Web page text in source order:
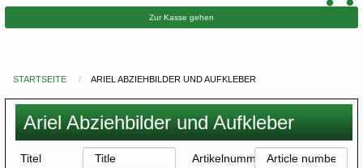
Zur Kasse gehen
Du
bist
hier
STARTSEITE ARIEL ABZIEHBILDER UND AUFKLEBER
Ariel Abziehbilder und Aufkleber
Titel Artikelnummer